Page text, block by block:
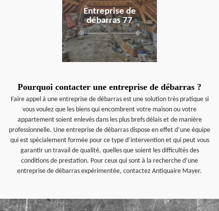
Entreprise de
débarras 77
Pourquoi contacter une entreprise de débarras ?
Faire appel à une entreprise de débarras est une solution très pratique si
vous voulez que les biens qui encombrent votre maison ou votre
appartement soient enlevés dans les plus brefs délais et de manière
professionnelle. Une entreprise de débarras dispose en effet d’une équipe
qui est spécialement formée pour ce type d’intervention et qui peut vous
garantir un travail de qualité, quelles que soient les difficultés des
conditions de prestation. Pour ceux qui sont à la recherche d’une
entreprise de débarras expérimentée, contactez Antiquaire Mayer.